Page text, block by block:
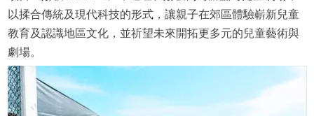
以揉合傳統及現代科技的形式，讓親子在郊區體驗嶄新兒童
教育及認識地區文化，並祈望未來開拓更多元的兒童藝術與
劇場。